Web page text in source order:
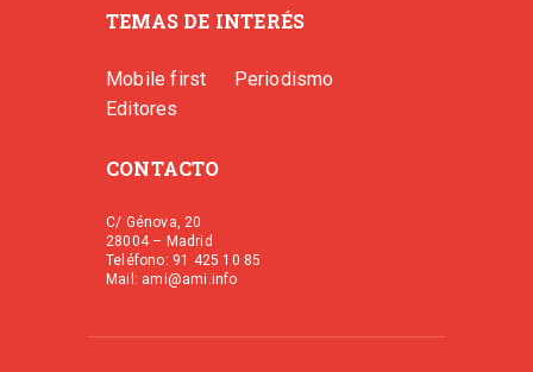
TEMAS DE INTERÉS
Mobile first
Periodismo
Editores
CONTACTO
C/ Génova, 20
28004 – Madrid
Teléfono: 91 425 10 85
Mail: ami@ami.info